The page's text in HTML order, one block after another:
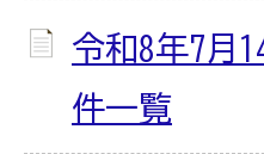
令和8年7月
件一覧